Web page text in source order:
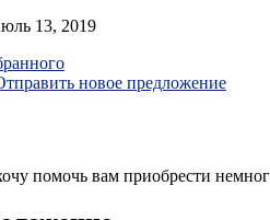
13, 2019
новое предложение
помочь вам приобрести